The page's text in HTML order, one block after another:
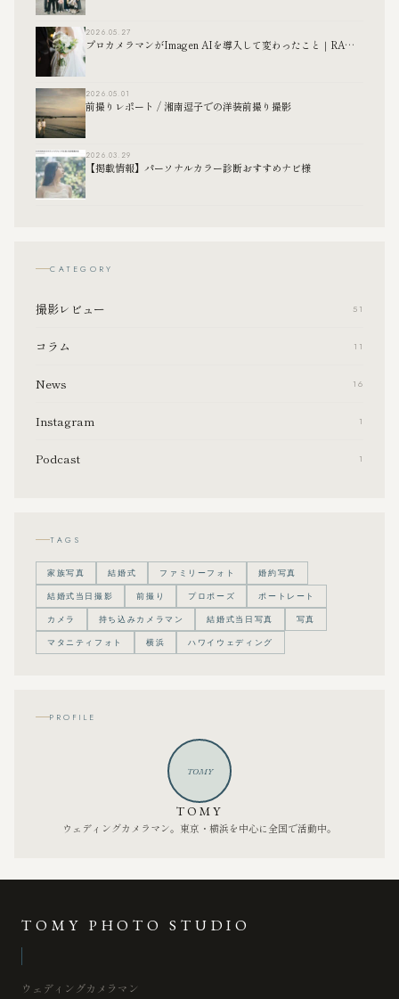
2026.05.27
プロカメラマンがImagen AIを導入して変わったこと｜RAW現像の効率化について
2026.05.01
前撮りレポート / 湘南逗子での洋装前撮り撮影
2026.03.29
【掲載情報】パーソナルカラー診断おすすめナビ様
CATEGORY
撮影レビュー 51
コラム 11
News 16
Instagram 1
Podcast 1
TAGS
家族写真 結婚式 ファミリーフォト
婚約写真
結婚式当日撮影
前撮り プロポーズ
ポートレート
カメラ
持ち込みカメラマン 結婚式当日写真
写真
マタニティフォト
横浜 ハワイウェディング
PROFILE
TOMY
TOMY
ウェディングカメラマン。東京・横浜を中心に全国で活動中。
TOMY PHOTO STUDIO
ウェディングカメラマン